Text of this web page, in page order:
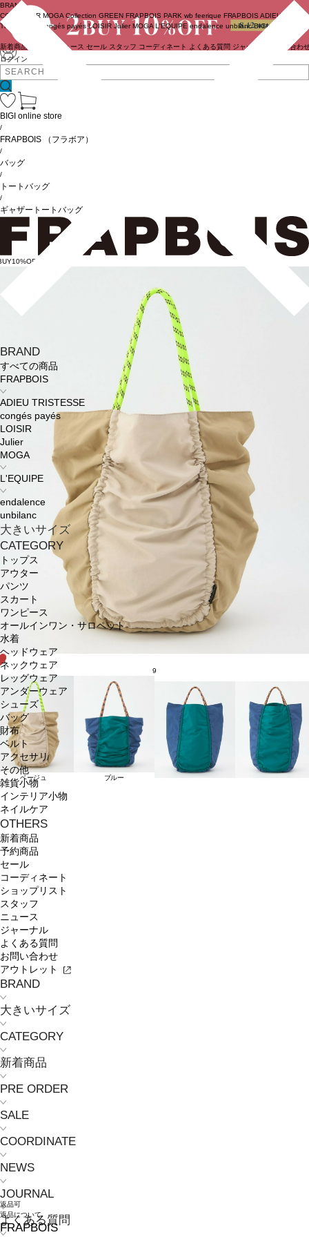
ログイン
BRAND
COUTURIER MOGA Collection GREEN FRAPBOIS PARK wb feerique FRAPBOIS ADIEU
TRISTESSE
congés payés LOISIR Julier MOGA L'EQUIPE endalence unbilanc BIGI online store
新着商品 ニュース セール スタッフ コーディネート よくある質問 ジャーナル お問い合わ
BRAND
すべての商品
FRAPBOIS
ADIEU TRISTESSE
congés payés
LOISIR
Julier
MOGA
L'EQUIPE
endalence
unbilanc
大きいサイズ
CATEGORY
トップス
アウター
パンツ
スカート
ワンピース
オールインワン・サロペット
水着
ヘッドウェア
ネックウェア
レッグウェア
アンダーウェア
シューズ
バッグ
財布
ベルト
アクセサリ
その他
雑貨小物
インテリア小物
ネイルケア
OTHERS
新着商品
予約商品
セール
コーディネート
ショップリスト
スタッフ
ニュース
ジャーナル
よくある質問
お問い合わせ
アウトレット
BRAND
大きいサイズ
CATEGORY
新着商品
PRE ORDER
SALE
COORDINATE
NEWS
JOURNAL
よくある質問
BIGI online store
/
FRAPBOIS （フラボア）
/
バッグ
/
トートバッグ
/
ギャザートートバッグ
9
ベージュ ブルー
返品可
返品について
FRAPBOIS